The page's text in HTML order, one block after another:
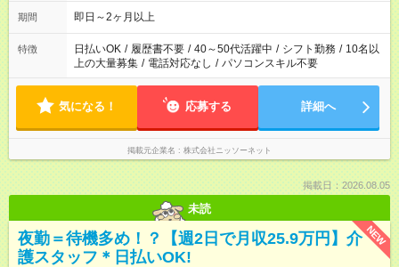
期間 即日～2ヶ月以上
特徴 日払いOK / 履歴書不要 / 40～50代活躍中 / シフト勤務 / 10名以
上の大量募集 / 電話対応なし / パソコンスキル不要
気になる！ 応募する 詳細へ
掲載元企業名 株式会社ニッソーネット
掲載日：2026.08.05
未読
NEW
夜勤＝待機多め！？【週2日で月収25.9万円】介
護スタッフ＊日払いOK!